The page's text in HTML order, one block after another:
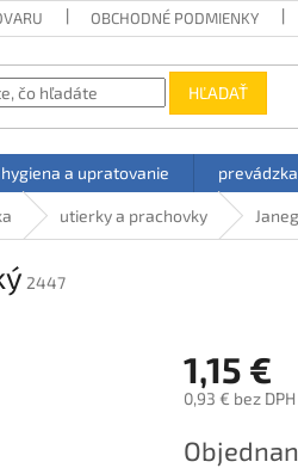
OBCHODNÉ PODMIENKY
HĽADAŤ
hygiena a upratovanie
utierky a prachovky
2447
1,15 €
0,93 € bez DPH
cena: